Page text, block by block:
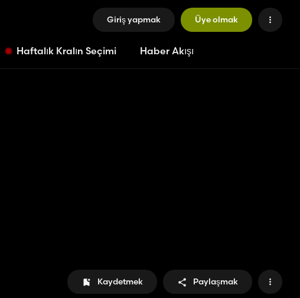
Giriş yapmak Üye olmak
Haftalık Kralın Seçimi Haber Akışı
Kaydetmek Paylaşmak